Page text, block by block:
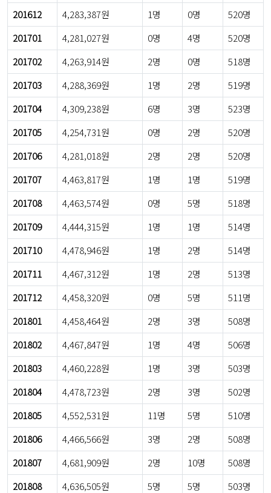
201612
4,283,387원 1명 0명
520명
201701
4,281,027원 0명 4명
520명
201702
4,263,914원 2명 0명
518명
201703
4,288,369원 1명 2명
519명
201704
4,309,238원 6명 3명
523명
201705
4,254,731원 0명 2명
520명
201706
4,281,018원 2명 2명
520명
201707
4,463,817원 1명 1명
519명
201708
4,463,574원 0명 5명
518명
201709
4,444,315원 1명 1명
514명
201710
4,478,946원 1명 2명
514명
201711
4,467,312원 1명 2명
513명
201712
4,458,320원 0명 5명
511명
201801
4,458,464원 2명 3명
508명
201802
4,467,847원 1명 4명
506명
201803
4,460,228원 1명 3명
503명
201804
4,478,723원 2명 3명
502명
201805
4,552,531원 11명 5명
510명
201806
4,466,566원 3명 2명
508명
201807
4,681,909원 2명 10명
508명
201808
4,636,505원 5명 5명
503명